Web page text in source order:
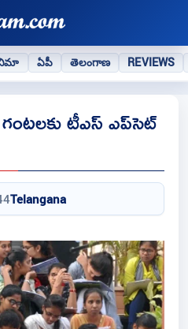
ఏపీ తెలంగాణ REVIEWS
టీఎస్ ఎప్‌సెట్
Telangana